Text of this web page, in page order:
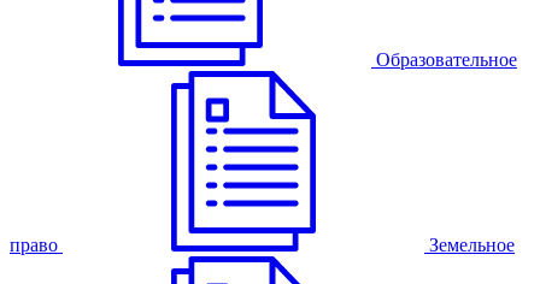
Образовательное
право Земельное